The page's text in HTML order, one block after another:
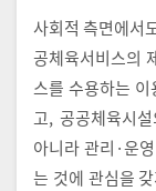
사회적 측면에서
공체육서비스의
스를 수용하는
고, 공공체육시
아니라 관리·운
는 것에 관심을